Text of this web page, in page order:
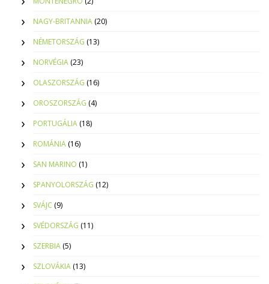
NAGY-BRITANNIA (20)
NÉMETORSZÁG (13)
NORVÉGIA (23)
OLASZORSZÁG (16)
OROSZORSZÁG (4)
PORTUGÁLIA (18)
ROMÁNIA (16)
SAN MARINO (1)
SPANYOLORSZÁG (12)
SVÁJC (9)
SVÉDORSZÁG (11)
SZERBIA (5)
SZLOVÁKIA (13)